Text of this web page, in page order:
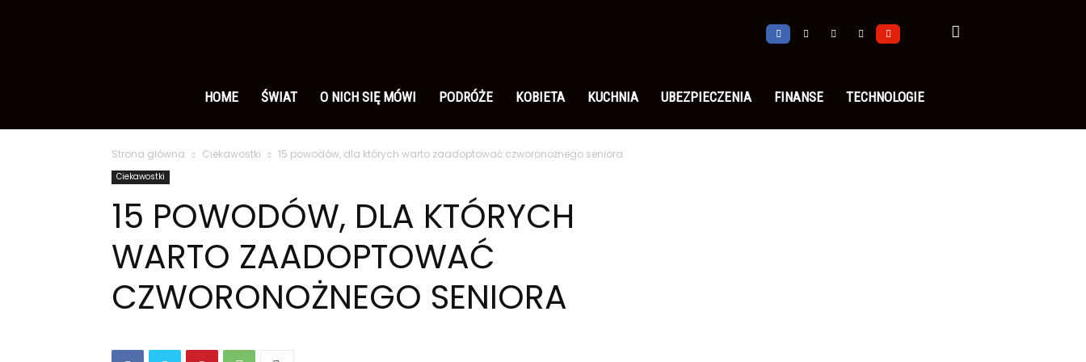
polsku
HOME ŚWIAT O NICH SIĘ MÓWI PODRÓŻE KOBIETA KUCHNIA UBEZPIECZENIA FINANSE TECHNOLOGIE
Strona główna Ciekawostki 15 powodów, dla których warto zaadoptować czworonożnego seniora
Ciekawostki
15 POWODÓW, DLA KTÓRYCH
WARTO ZAADOPTOWAĆ
CZWORONOŻNEGO SENIORA